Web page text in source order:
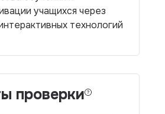
учащихся через
технологий
проверки